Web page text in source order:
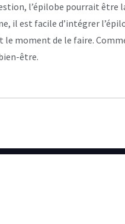
l’épilobe pourrait être
il est facile d’intégrer
moment de le faire.
être.